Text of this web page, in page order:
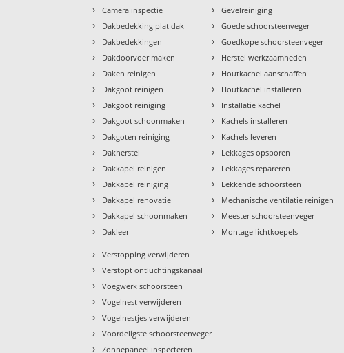
› Camera inspectie
› Dakbedekking plat dak
› Dakbedekkingen
› Dakdoorvoer maken
› Daken reinigen
› Dakgoot reinigen
› Dakgoot reiniging
› Dakgoot schoonmaken
› Dakgoten reiniging
› Dakherstel
› Dakkapel reinigen
› Dakkapel reiniging
› Dakkapel renovatie
› Dakkapel schoonmaken
› Dakleer
› Gevelreiniging
› Goede schoorsteenveger
› Goedkope schoorsteenveger
› Herstel werkzaamheden
› Houtkachel aanschaffen
› Houtkachel installeren
› Installatie kachel
› Kachels installeren
› Kachels leveren
› Lekkages opsporen
› Lekkages repareren
› Lekkende schoorsteen
› Mechanische ventilatie reinigen
› Meester schoorsteenveger
› Montage lichtkoepels
› Verstopping verwijderen
› Verstopt ontluchtingskanaal
› Voegwerk schoorsteen
› Vogelnest verwijderen
› Vogelnestjes verwijderen
› Voordeligste schoorsteenveger
› Zonnepaneel inspecteren